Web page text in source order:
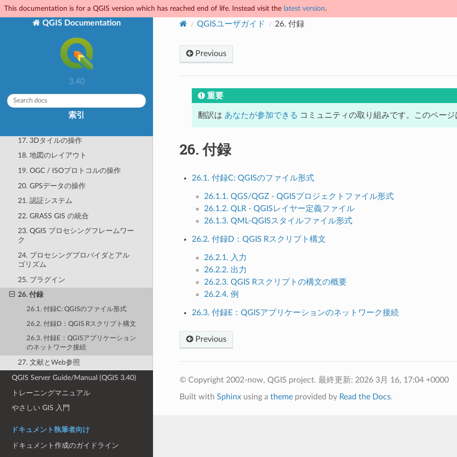
This documentation is for a QGIS version which has reached end of life. Instead visit the latest version.
QGIS Documentation
3.40
索引
8. 一般ツール
9. 式でレベルアップ
11. データソースの管理
12. ベクタデータの操作
13. ラスタデータの操作
14. メッシュデータの操作
15. ベクタタイルの操作
17. 3Dタイルの操作
18. 地図のレイアウト
19. OGC / ISOプロトコルの操作
20. GPSデータの操作
21. 認証システム
22. GRASS GIS の統合
23. QGIS プロセシングフレームワー
ク
24. プロセシングプロバイダとアル
ゴリズム
25. プラグイン
26. 付録
26.1. 付録C: QGISのファイル形式
26.2. 付録D：QGIS Rスクリプト構文
26.3. 付録E：QGISアプリケーション
のネットワーク接続
27. 文献とWeb参照
QGIS Server Guide/Manual (QGIS 3.40)
トレーニングマニュアル
やさしい GIS 入門
ドキュメント執筆者向け
ドキュメント作成のガイドライン
QGISユーザガイド 26. 付録
Previous
重要
翻訳は あなたが参加できる コミュニティの取り組みです。このペー
26.付録
26.1. 付録C: QGISのファイル形式
26.1.1. QGS/QGZ - QGISプロジェクトファイル形式
26.1.2. QLR - QGISレイヤー定義ファイル
26.1.3. QML-QGISスタイルファイル形式
26.2. 付録D：QGIS Rスクリプト構文
26.2.1. 入力
26.2.2. 出力
26.2.3. QGIS Rスクリプトの構文の概要
26.2.4. 例
26.3. 付録E：QGISアプリケーションのネットワーク接続
Previous
© Copyright 2002-now, QGIS project. 最終更新: 2026 3月 16, 17:04 +0000
Built with Sphinxusing a themeprovided by Read the Docs.